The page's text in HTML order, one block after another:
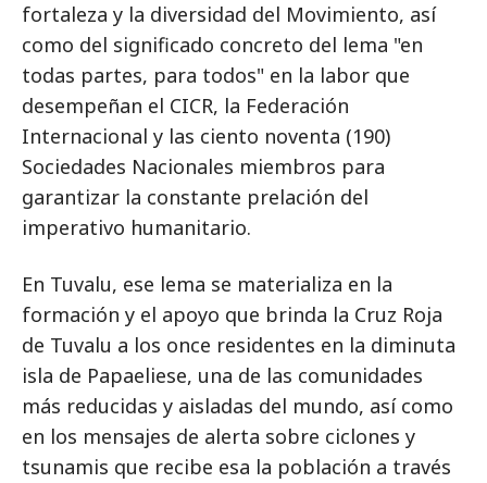
fortaleza y la diversidad del Movimiento, así
como del significado concreto del lema "en
todas partes, para todos" en la labor que
desempeñan el CICR, la Federación
Internacional y las ciento noventa (190)
Sociedades Nacionales miembros para
garantizar la constante prelación del
imperativo humanitario.
En Tuvalu, ese lema se materializa en la
formación y el apoyo que brinda la Cruz Roja
de Tuvalu a los once residentes en la diminuta
isla de Papaeliese, una de las comunidades
más reducidas y aisladas del mundo, así como
en los mensajes de alerta sobre ciclones y
tsunamis que recibe esa la población a través